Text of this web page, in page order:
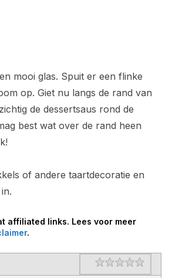
mooi glas. Spuit er een flinke
op. Giet nu langs de rand van
de dessertsaus rond de
best wat over de rand heen
of andere taartdecoratie en
affiliated links. Lees voor meer
.
Rating
1 star
2 stars
3 stars
4 stars
5 stars